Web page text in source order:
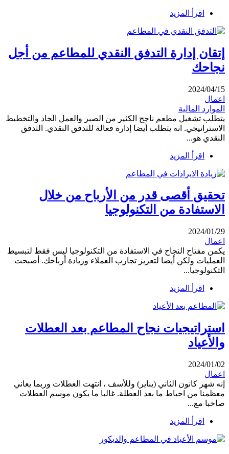
اقرأ المزيد
إتقان إدارة التدفق النقدي للمطاعم من أجل
نجاحك
2024/04/15
اعمال
الموارد المالية
يتطلب تشغيل مطعم ناجح الكثير من الصبر والعمل الجاد والتخطيط
الاستراتيجي. انه يتطلب أيضا إدارة فعالة للتدفق النقدي. التدفق
النقدي هو...
اقرأ المزيد
تحقيق أقصى قدر من الأرباح من خلال
الاستفادة من التكنولوجيا
2024/01/29
اعمال
يكمن مفتاح النجاح في الاستفادة من التكنولوجيا ليس فقط لتبسيط
العمليات ولكن أيضا لتعزيز تجارب العملاء وزيادة أرباحك. أصبحت
التكنولوجيا...
اقرأ المزيد
استراتيجيات نجاح المطاعم بعد العطلات
والأعياد
2024/01/02
اعمال
إنه شهر كانون الثاني (يناير) وللأسف ، انتهت العطلات وربما يعاني
معظمنا من احباط ما بعد العطلة. غالبا ما يكون موسم العطلات
صاخبا مع...
اقرأ المزيد